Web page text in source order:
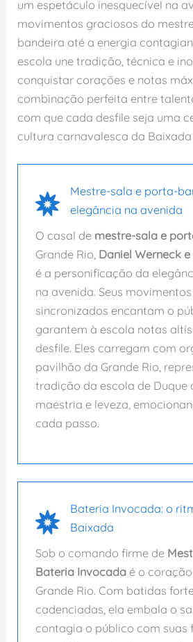
um espetáculo inesquecível na
movimentos graciosos do
bandeira até a energia
escola une tradição, técnica e
conquistar corações e notas
combinação perfeita entre
com que cada desfile seja uma
cultura carnavalesca da Baixada
Mestre-sala e porta-
elegância na avenida
O casal de mestre-sala e
Grande Rio, Daniel Werneck
é a personificação da
na avenida. Seus
sincronizados encantam o
garantem à escola notas
desfile. Eles carregam com
pavilhão da Grande Rio,
tradição da escola de Duque
maestria e leveza,
cada passo.
Bateria Invocada: o
Baixada
Sob o comando firme de
Bateria Invocadaé o
Grande Rio. Com batidas
cadenciadas, ela embala o
contagia o público com suas